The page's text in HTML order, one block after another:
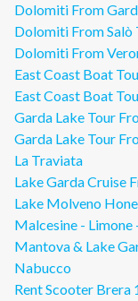
Dolomiti From
Dolomiti From
Dolomiti From
East Coast Boat
East Coast Boat
Garda Lake Tour
Garda Lake Tour
La Traviata
Lake Garda Cruise
Lake Molveno
Malcesine - Limone
Mantova & Lake
Nabucco
Rent Scooter Brera